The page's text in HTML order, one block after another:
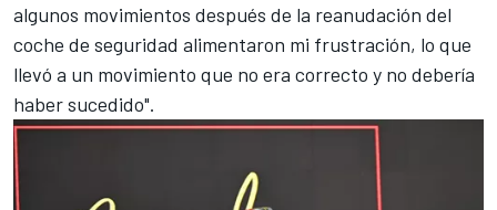
algunos movimientos después de la reanudación del
coche de seguridad alimentaron mi frustración, lo que
llevó a un movimiento que no era correcto y no debería
haber sucedido".